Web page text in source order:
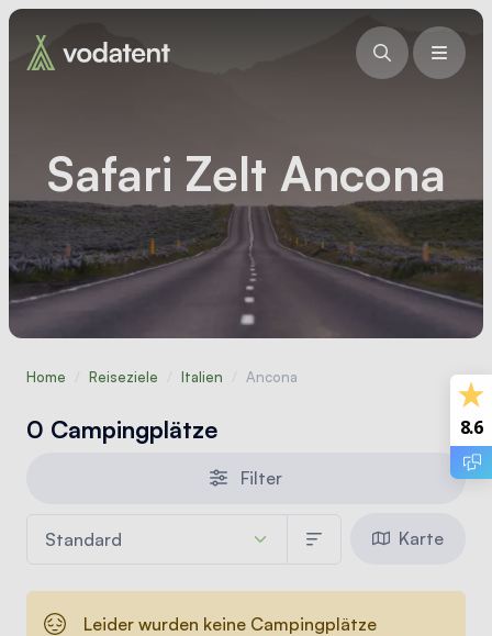
Safari Zelt Ancona
Home Reiseziele Italien Ancona
0 Campingplätze
Filter
Karte
Leider wurden keine Campingplätze
8.6